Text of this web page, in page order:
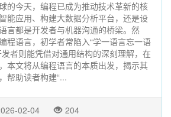
的今天，编程已成为推动技术革新的核
能应用、构建大数据分析平台，还是设
言都是开发者与机器沟通的桥梁。然
程语言，初学者常陷入“学一语言忘一语
者则能凭借对通用结构的深刻理解，在
本文将从编程语言的本质出发，揭示其
帮助读者构建“...
02-04 204